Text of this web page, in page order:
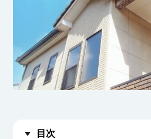
目次